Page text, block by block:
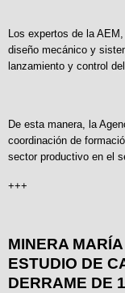
Los expertos de la
diseño mecánico y
lanzamiento y control
De esta manera, la
coordinación de
sector productivo en el
+++
MINERA
ESTUDIO DE
DERRAME DE